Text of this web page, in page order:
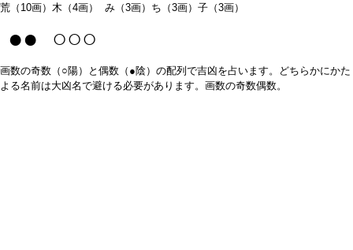
荒（10画）木（4画） み（3画）ち（3画）子（3画）
●● ○○○
画数の奇数（○陽）と偶数（●陰）の配列で吉凶を占います。どちらかにかた
よる名前は大凶名で避ける必要があります。画数の奇数偶数。